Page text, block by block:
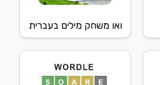
ואו משחק מילים בעברית